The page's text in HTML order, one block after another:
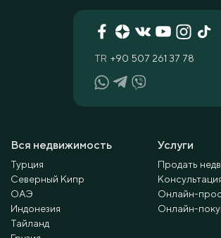
Вся недвижимость
Турция
Северный Кипр
ОАЭ
Индонезия
Тайланд
Услуги
Продать
Онлайн-
Онлайн-
TR +90 507 261 37 78